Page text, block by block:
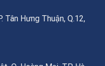
Tân Hưng Thuận, Q.12,